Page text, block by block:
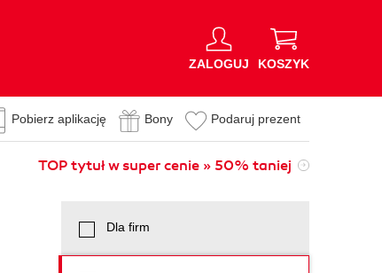
ZALOGUJ KOSZYK
Pobierz aplikację Bony Podaruj prezent
TOP tytuł w super cenie » 50% taniej
Dla firm